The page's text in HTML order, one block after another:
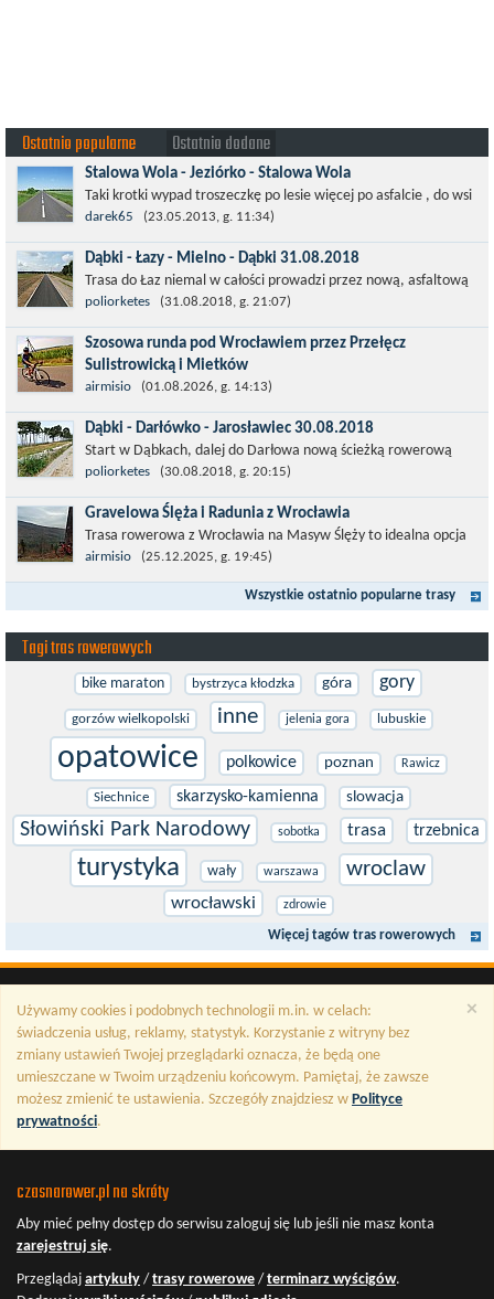
Ostatnio popularne Ostatnio dodane
Stalowa Wola - Jeziórko - Stalowa Wola
Taki krotki wypad troszeczkę po lesie więcej po asfalcie , do wsi
której już nie ma , kopalni siarki również nie ma , a ci co
pamiętają okres...
darek65 (23.05.2013, g. 11:34)
Dąbki - Łazy - Mielno - Dąbki 31.08.2018
Trasa do Łaz niemal w całości prowadzi przez nową, asfaltową
ścieżkę rowerową (od Dąbek do Iwięcina wzdłuż drogi 203).
Niestety jest to trasa nie...
poliorketes (31.08.2018, g. 21:07)
Szosowa runda pod Wrocławiem przez Przełęcz
Sulistrowicką i Mietków
Łatwa, szosowa runda pod Wrocławiem, raczej płaska z jednym
małym podjazdem na Przełęcz Sulistrowicką od strony Olesznej.
To trasa idealna na...
airmisio (01.08.2026, g. 14:13)
Dąbki - Darłówko - Jarosławiec 30.08.2018
Start w Dąbkach, dalej do Darłowa nową ścieżką rowerową
(niekiedy pieszo-rowerową), gdzie na pierwszym rondzie zjazd
w stronę Darłówka Zachodniego....
poliorketes (30.08.2018, g. 20:15)
Gravelowa Ślęża i Radunia z Wrocławia
Trasa rowerowa z Wrocławia na Masyw Ślęży to idealna opcja
na rower przełajowy (lub gravelowy). Zimą, kiedy nie ma śniegu,
a temperatura jest...
airmisio (25.12.2025, g. 19:45)
Wszystkie ostatnio popularne trasy
Tagi tras rowerowych
bike maraton bystrzyca kłodzka góra gory
gorzów wielkopolski inne jelenia gora lubuskie
opatowice polkowice poznan Rawicz
Siechnice skarzysko-kamienna slowacja
Słowiński Park Narodowy sobotka trasa trzebnica
turystyka wały warszawa wroclaw
wrocławski zdrowie
Więcej tagów tras rowerowych
×
Używamy cookies i podobnych technologii m.in. w celach:
świadczenia usług, reklamy, statystyk. Korzystanie z witryny bez
zmiany ustawień Twojej przeglądarki oznacza, że będą one
umieszczane w Twoim urządzeniu końcowym. Pamiętaj, że zawsze
możesz zmienić te ustawienia. Szczegóły znajdziesz w Polityce
prywatności.
czasnarower.pl na skróty
Aby mieć pełny dostęp do serwisu zaloguj się lub jeśli nie masz konta
zarejestruj się.
Przeglądaj artykuły / trasy rowerowe / terminarz wyścigów.